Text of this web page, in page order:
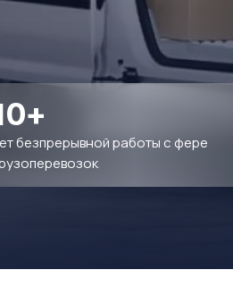
безпрерывной работы с фере